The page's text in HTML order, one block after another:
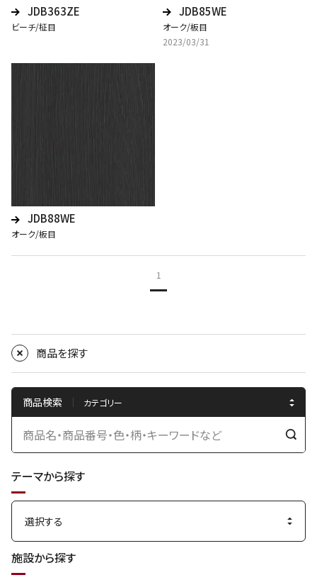
JDB363ZE
ビーチ/柾目
JDB85WE
オーク/板目
2023/03/31
JDB88WE
オーク/板目
1
商品を探す
商品検索
検
テーマから探す
施設から探す